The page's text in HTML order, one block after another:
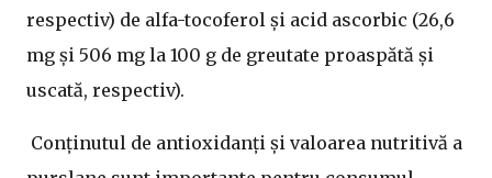
respectiv) de alfa-tocoferol și acid ascorbic (26,6
mg și 506 mg la 100 g de greutate proaspătă și
uscată, respectiv).
Conținutul de antioxidanți și valoarea nutritivă a